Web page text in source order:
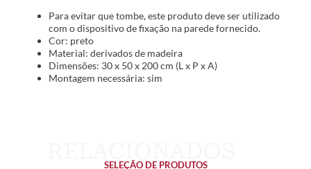
Para evitar que tombe, este produto deve ser utilizado
com o dispositivo de fixação na parede fornecido.
Cor: preto
Material: derivados de madeira
Dimensões: 30 x 50 x 200 cm (L x P x A)
Montagem necessária: sim
SELEÇÃO DE PRODUTOS